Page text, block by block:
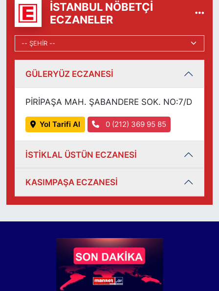
İSTANBUL NÖBETÇI
ECZANELER
GÜLERYÜZ ECZANESİ
PİRİPAŞA MAH. ŞABANDERE SOK. NO:7/D
Yol Tarifi Al 0 (212) 369 95 85
İSTİKLAL ÜSTÜN ECZANESİ
KASIMPAŞA ECZANESİ